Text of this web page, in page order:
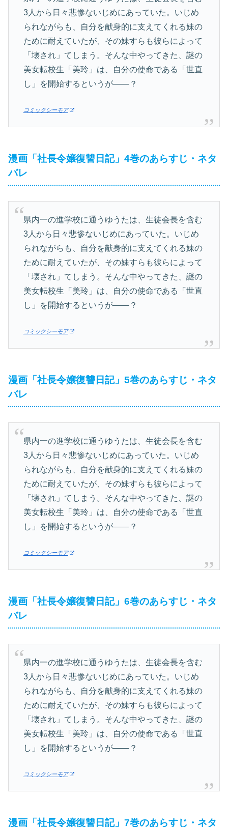
3人から日々悲惨ないじめにあっていた。いじめ
られながらも、自分を献身的に支えてくれる妹の
ために耐えていたが、その妹すらも彼らによって
「壊され」てしまう。そんな中やってきた、謎の
美女転校生「美玲」は、自分の使命である「世直
し」を開始するというが――？
コミックシーモア
漫画「社長令嬢復讐日記」4巻のあらすじ・ネタ
バレ
県内一の進学校に通うゆうたは、生徒会長を含む
3人から日々悲惨ないじめにあっていた。いじめ
られながらも、自分を献身的に支えてくれる妹の
ために耐えていたが、その妹すらも彼らによって
「壊され」てしまう。そんな中やってきた、謎の
美女転校生「美玲」は、自分の使命である「世直
し」を開始するというが――？
コミックシーモア
漫画「社長令嬢復讐日記」5巻のあらすじ・ネタ
バレ
県内一の進学校に通うゆうたは、生徒会長を含む
3人から日々悲惨ないじめにあっていた。いじめ
られながらも、自分を献身的に支えてくれる妹の
ために耐えていたが、その妹すらも彼らによって
「壊され」てしまう。そんな中やってきた、謎の
美女転校生「美玲」は、自分の使命である「世直
し」を開始するというが――？
コミックシーモア
漫画「社長令嬢復讐日記」6巻のあらすじ・ネタ
バレ
県内一の進学校に通うゆうたは、生徒会長を含む
3人から日々悲惨ないじめにあっていた。いじめ
られながらも、自分を献身的に支えてくれる妹の
ために耐えていたが、その妹すらも彼らによって
「壊され」てしまう。そんな中やってきた、謎の
美女転校生「美玲」は、自分の使命である「世直
し」を開始するというが――？
コミックシーモア
漫画「社長令嬢復讐日記」7巻のあらすじ・ネタ